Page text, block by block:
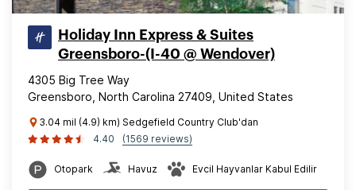
Holiday Inn Express & Suites
Greensboro-(I-40 @ Wendover)
4305 Big Tree Way
Greensboro, North Carolina 27409, United States
3.04 mil (4.9) km) Sedgefield Country Club'dan
4.40
(1569 reviews)
Otopark Havuz Evcil Hayvanlar Kabul Edilir